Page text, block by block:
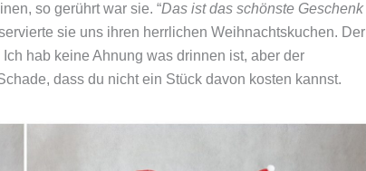
so gerührt war sie. “Das ist das schönste Geschenk
sie uns ihren herrlichen Weihnachtskuchen. Der
hab keine Ahnung was drinnen ist, aber der
dass du nicht ein Stück davon kosten kannst.